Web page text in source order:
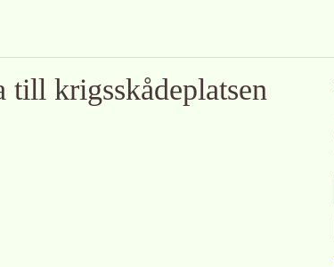
till krigsskådeplatsen